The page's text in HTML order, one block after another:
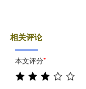
相关评论
本文评分*